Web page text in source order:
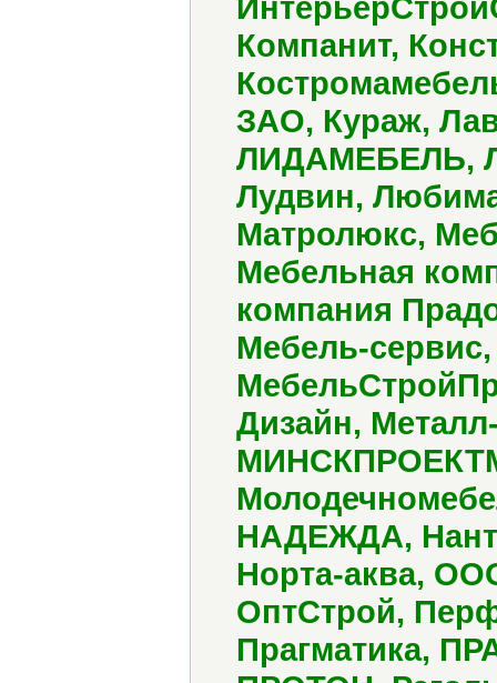
Компанит,
ЗАО, Кураж,
ЛИДАМЕБЕЛЬ,
Лудвин,
Матролюкс,
Мебельная
компания
Мебель-
Дизайн,
НАДЕЖДА,
Норта-аква,
ОптСтрой,
Прагматика,